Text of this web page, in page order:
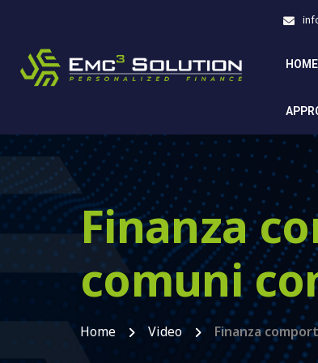
HOME
Finanza
comuni
Home Video Finanza